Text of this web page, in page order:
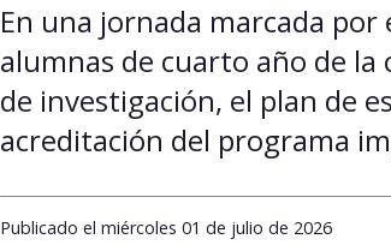
En una jornada marcada
alumnas de cuarto año de
de investigación, el plan de
acreditación del programa
Publicado el miércoles 01 de julio de 2026